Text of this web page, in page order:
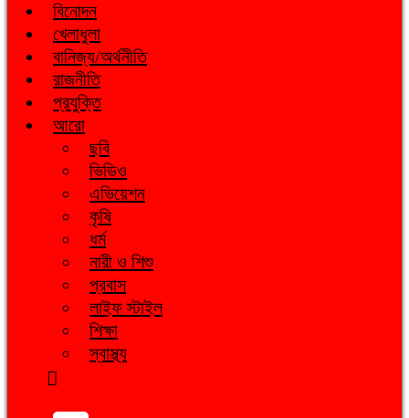
বিনোদন
খেলাধুলা
বানিজ্য/অর্থনীতি
রাজনীতি
প্রযুক্তি
আরো
ছবি
ভিডিও
এভিয়েশন
কৃষি
ধর্ম
নারী ও শিশু
প্রবাস
লাইফ স্টাইল
শিক্ষা
স্বাস্থ্য